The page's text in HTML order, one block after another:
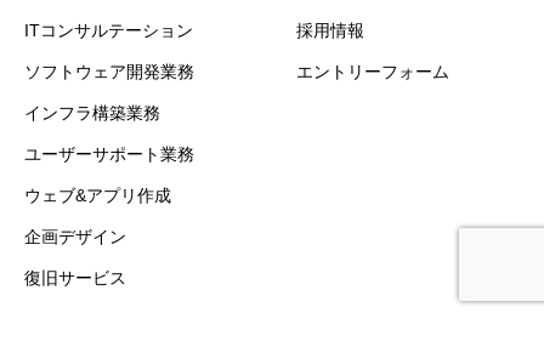
ITコンサルテーション
ソフトウェア開発業務
インフラ構築業務
ユーザーサポート業務
ウェブ&アプリ作成
企画デザイン
復旧サービス
採用情報
エントリーフォーム